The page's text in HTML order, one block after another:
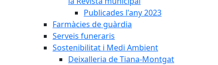
Publicades l'any 2023
Farmàcies de guàrdia
Serveis funeraris
Sostenibilitat i Medi Ambient
Deixalleria de Tiana-Montgat